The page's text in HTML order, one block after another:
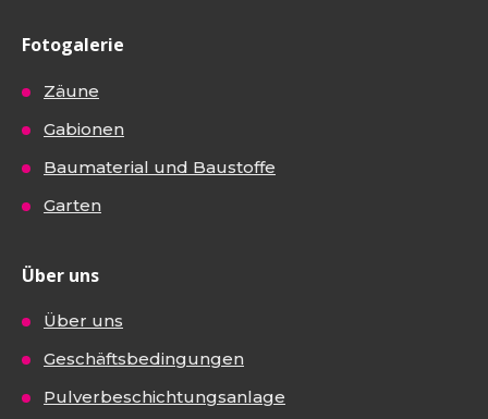
Fotogalerie
Zäune
Gabionen
Baumaterial und Baustoffe
Garten
Über uns
Über uns
Geschäftsbedingungen
Pulverbeschichtungsanlage